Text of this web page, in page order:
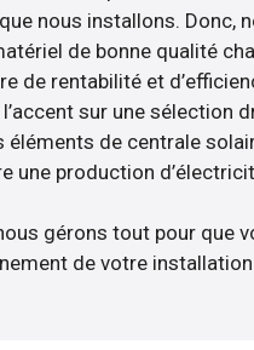
nous installons. Donc,
de bonne qualité
de rentabilité et
sur une sélection
éléments de centrale
une production
gérons tout pour que
de votre